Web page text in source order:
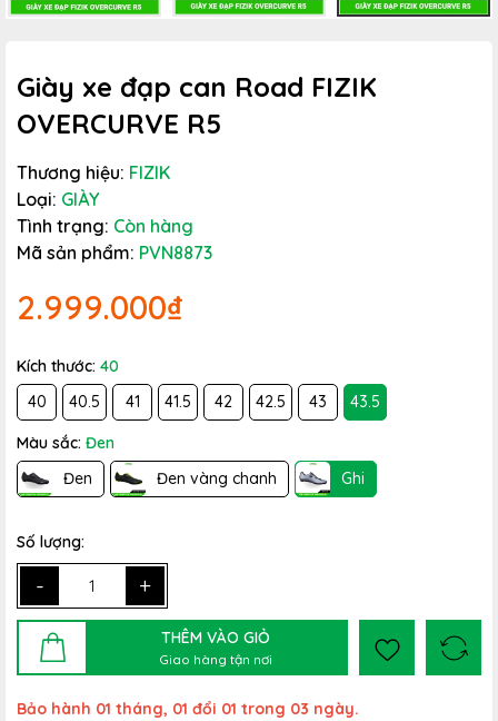
Giày xe đạp can Road FIZIK
OVERCURVE R5
Thương hiệu: FIZIK
Loại: GIÀY
Tình trạng: Còn hàng
Mã sản phẩm: PVN8873
2.999.000₫
Kích thước: 40
40
40.5 41 41.5 42 42.5 43 43.5
Màu sắc: Đen
Đen
Đen vàng chanh Ghi
Số lượng:
- +
THÊM VÀO GIỎ
Giao hàng tận nơi
Bảo hành 01 tháng, 01 đổi 01 trong 03 ngày.